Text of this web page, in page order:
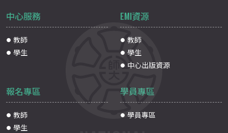
中心服務
教師
學生
EMI資源
教師
學生
中心出版資源
報名專區
教師
學生
學員專區
學員專區